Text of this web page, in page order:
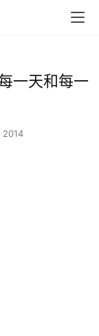
一天和每一
2014